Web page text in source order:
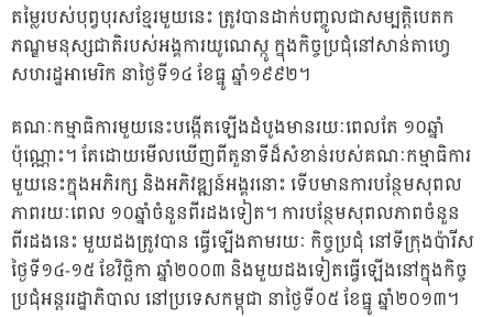
តម្លៃរបស់បុព្វបុរសខ្មែរមួយនេះ ត្រូវបានដាក់បញ្ចូលជាសម្បត្តិបេតក
ភណ្ឌមនុស្សជាតិរបស់អង្គការយូណេស្កូ ក្នុងកិច្ចប្រជុំនៅសាន់តាហ្វេ
សហរដ្ឋអាមេរិក នាថ្ងៃទី១៤ ខែធ្នូ ឆ្នាំ១៩៩២។
គណៈកម្មាធិការមួយនេះបង្កើតឡើងដំបូងមានរយៈពេលតែ ១០ឆ្នាំ
ប៉ុណ្ណោះ។ តែដោយមើលឃើញពីតួនាទីដ៏សំខាន់របស់គណៈកម្មាធិការ
មួយនេះក្នុងអភិរក្ស និងអភិវឌ្ឍន៍អង្គរនោះ ទើបមានការបន្ថែមសុពល
ភាពរយៈពេល ១០ឆ្នាំចំនួនពីរដងទៀត។ ការបន្ថែមសុពលភាពចំនួន
ពីរដងនេះ មួយដងត្រូវបាន ធ្វើឡើងតាមរយៈ កិច្ចប្រជុំ នៅទីក្រុងប៉ារីស
ថ្ងៃទី១៤-១៥ ខែវិច្ឆិកា ឆ្នាំ២០០៣ និងមួយដងទៀតធ្វើឡើងនៅក្នុងកិច្ច
ប្រជុំអន្តររដ្ឋាភិបាល នៅប្រទេសកម្ពុជា នាថ្ងៃទី០៥ ខែធ្នូ ឆ្នាំ២០១៣។